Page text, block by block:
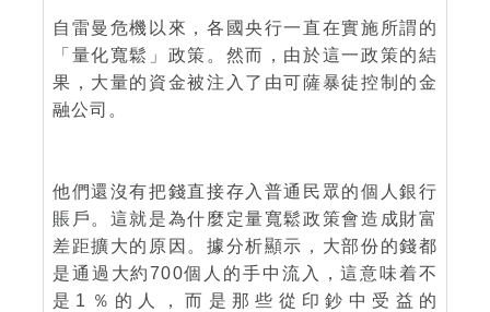
自雷曼危機以來，各國央行一直在實施所謂的
「量化寬鬆」政策。然而，由於這一政策的結
果，大量的資金被注入了由可薩暴徒控制的金
融公司。
他們還沒有把錢直接存入普通民眾的個人銀行
賬戶。這就是為什麼定量寬鬆政策會造成財富
差距擴大的原因。據分析顯示，大部份的錢都
是通過大約700個人的手中流入，這意味着不
是1％的人，而是那些從印鈔中受益的